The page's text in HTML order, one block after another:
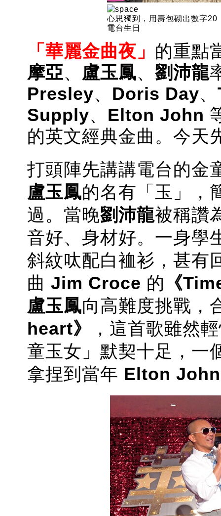
心思獨到，用壽包砌出數字20
電台生日
「 華麗金曲夜 」 的重點
摩亞、 盧玉鳳、 劉沛龍
Presley、 Doris Day、
Supply、 Elton John
的英文經典金曲。今天
打頭陣先講講電台的金
盧玉鳳的名有「玉」，
過。當晚劉沛龍被稱讚
音好、身材好。一身學
斜紋呔配白裇衫， 甚有
曲 Jim Croce 的 《
盧玉鳳向高難度挑戰，
heart》
，這首歌雖然
童玉女」默契十足，一
拿捏到當年 Elton John